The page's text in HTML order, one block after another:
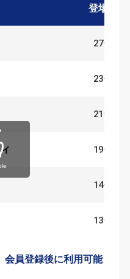
登場数
27件
23件
21件
19件
14件
13件
会員登録後に利用可能